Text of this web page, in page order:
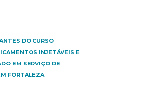
DO CURSO
INJETÁVEIS E
EM SERVIÇO DE
FORTALEZA